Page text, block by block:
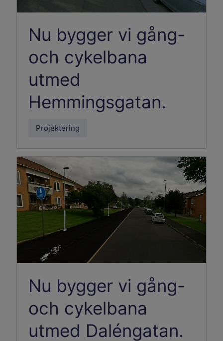
Nu bygger vi gång-
och cykelbana
utmed
Hemmingsgatan.
Projektering
Nu bygger vi gång-
och cykelbana
utmed Daléngatan.